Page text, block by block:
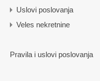
Uslovi poslovanja
Veles nekretnine
Pravila i uslovi poslovanja